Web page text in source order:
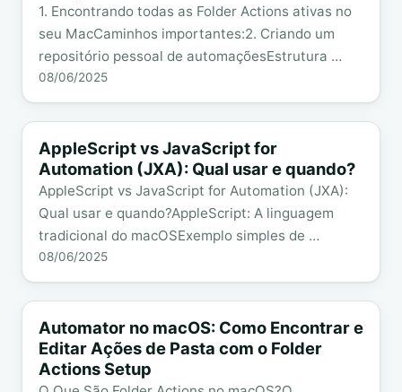
1. Encontrando todas as Folder Actions ativas no
seu MacCaminhos importantes:2. Criando um
repositório pessoal de automaçõesEstrutura …
08/06/2025
AppleScript vs JavaScript for
Automation (JXA): Qual usar e quando?
AppleScript vs JavaScript for Automation (JXA):
Qual usar e quando?AppleScript: A linguagem
tradicional do macOSExemplo simples de …
08/06/2025
Automator no macOS: Como Encontrar e
Editar Ações de Pasta com o Folder
Actions Setup